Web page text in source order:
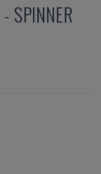
- SPINNER